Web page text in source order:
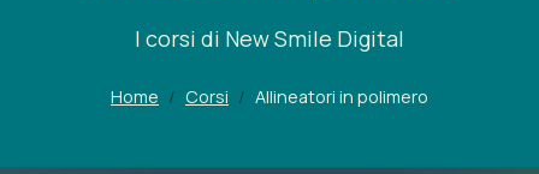
I corsi di New Smile Digital
Home Corsi Allineatori in polimero